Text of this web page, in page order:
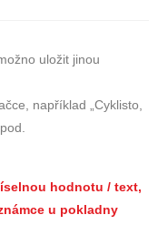
uložit jinou
například „Cyklisto,
hodnotu / text,
u pokladny